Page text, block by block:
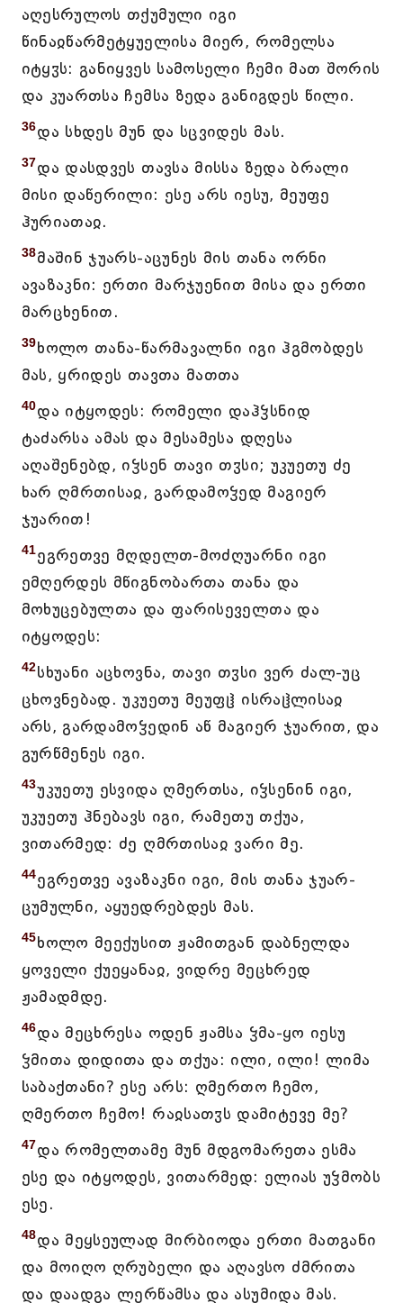
აღესრულოს თქუმული იგი
წინაჲწარმეტყუელისა მიერ, რომელსა
იტყჳს: განიყვეს სამოსელი ჩემი მათ შორის
და კუართსა ჩემსა ზედა განიგდეს წილი.
36და სხდეს მუნ და სცვიდეს მას.
37და დასდვეს თავსა მისსა ზედა ბრალი
მისი დაწერილი: ესე არს იესუ, მეუფე
ჰურიათაჲ.
38მაშინ ჯუარს-აცუნეს მის თანა ორნი
ავაზაკნი: ერთი მარჯუენით მისა და ერთი
მარცხენით.
39ხოლო თანა-წარმავალნი იგი ჰგმობდეს
მას, ყრიდეს თავთა მათთა
40და იტყოდეს: რომელი დაჰჴსნიდ
ტაძარსა ამას და მესამესა დღესა
აღაშენებდ, იჴსენ თავი თჳსი; უკუეთუ ძე
ხარ ღმრთისაჲ, გარდამოჴედ მაგიერ
ჯუარით!
41ეგრეთვე მღდელთ-მოძღუარნი იგი
ემღერდეს მწიგნობართა თანა და
მოხუცებულთა და ფარისეველთა და
იტყოდეს:
42სხუანი აცხოვნა, თავი თჳსი ვერ ძალ-უც
ცხოვნებად. უკუეთუ მეუფჱ ისრაჱლისაჲ
არს, გარდამოჴედინ აწ მაგიერ ჯუარით, და
გურწმენეს იგი.
43უკუეთუ ესვიდა ღმერთსა, იჴსენინ იგი,
უკუეთუ ჰნებავს იგი, რამეთუ თქუა,
ვითარმედ: ძე ღმრთისაჲ ვარი მე.
44ეგრეთვე ავაზაკნი იგი, მის თანა ჯუარ-
ცუმულნი, აყუედრებდეს მას.
45ხოლო მეექუსით ჟამითგან დაბნელდა
ყოველი ქუეყანაჲ, ვიდრე მეცხრედ
ჟამადმდე.
46და მეცხრესა ოდენ ჟამსა ჴმა-ყო იესუ
ჴმითა დიდითა და თქუა: ილი, ილი! ლიმა
საბაქთანი? ესე არს: ღმერთო ჩემო,
ღმერთო ჩემო! რაჲსათჳს დამიტევე მე?
47და რომელთამე მუნ მდგომარეთა ესმა
ესე და იტყოდეს, ვითარმედ: ელიას უჴმობს
ესე.
48და მეყსეულად მირბიოდა ერთი მათგანი
და მოიღო ღრუბელი და აღავსო ძმრითა
და დაადგა ლერწამსა და ასუმიდა მას.